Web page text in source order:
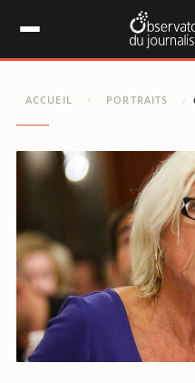
ACCUEIL / PORTRAITS /
Panneau de gestion des